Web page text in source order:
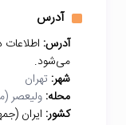
آدرس
آدرس: اطلاعات
می‌شود.
شهر: تهران
محله: ولیعصر
کشور: ایران